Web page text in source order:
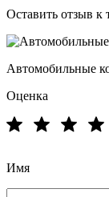
Оставить отзыв к
Автомобильные
Оценка
Имя